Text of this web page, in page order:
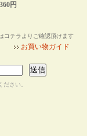
円
コチラよりご確認頂けます
お買い物ガイド
さい。